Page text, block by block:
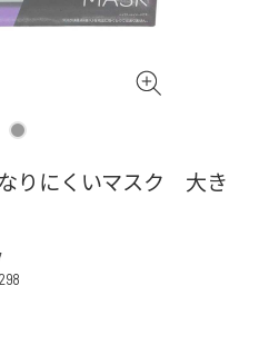
りにくいマスク 大き